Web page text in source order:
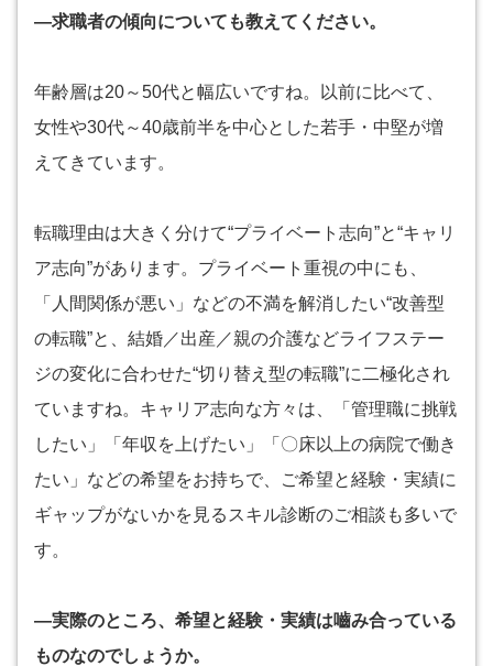
―求職者の傾向についても教えてください。
年齢層は20～50代と幅広いですね。以前に比べて、
女性や30代～40歳前半を中心とした若手・中堅が増
えてきています。
転職理由は大きく分けて“プライベート志向”と“キャリ
ア志向”があります。プライベート重視の中にも、
「人間関係が悪い」などの不満を解消したい“改善型
の転職”と、結婚／出産／親の介護などライフステー
ジの変化に合わせた“切り替え型の転職”に二極化され
ていますね。キャリア志向な方々は、「管理職に挑戦
したい」「年収を上げたい」「〇床以上の病院で働き
たい」などの希望をお持ちで、ご希望と経験・実績に
ギャップがないかを見るスキル診断のご相談も多いで
す。
―実際のところ、希望と経験・実績は嚙み合っている
ものなのでしょうか。